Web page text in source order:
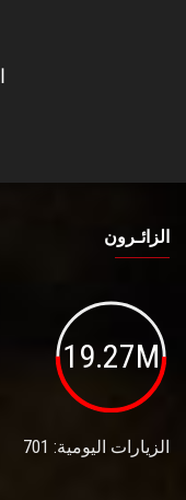
الزائـرون
19.27M
الزيارات اليومية: 701